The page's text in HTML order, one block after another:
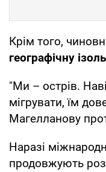
Крім того,
географічну
"Ми – острів.
мігрувати, їм
Магелланову
Наразі
продовжують